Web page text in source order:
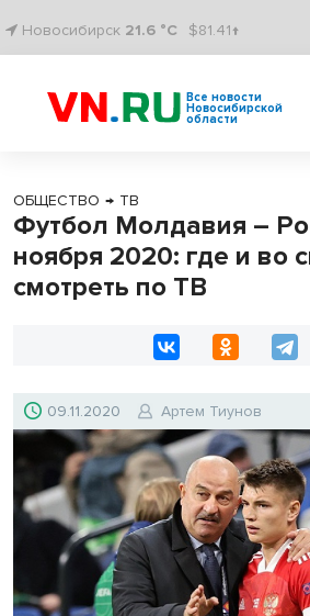
Новосибирск 21.6 °C $81.41↑
Все новости
Новосибирской
области
ОБЩЕСТВО → ТВ
Футбол Молдавия –
ноября 2020: где и во
смотреть по ТВ
09.11.2020 Артем Тиунов